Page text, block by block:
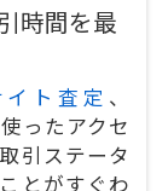
時間を最
ト査定 、
ったアクセ
引ステータ
とがすぐわ